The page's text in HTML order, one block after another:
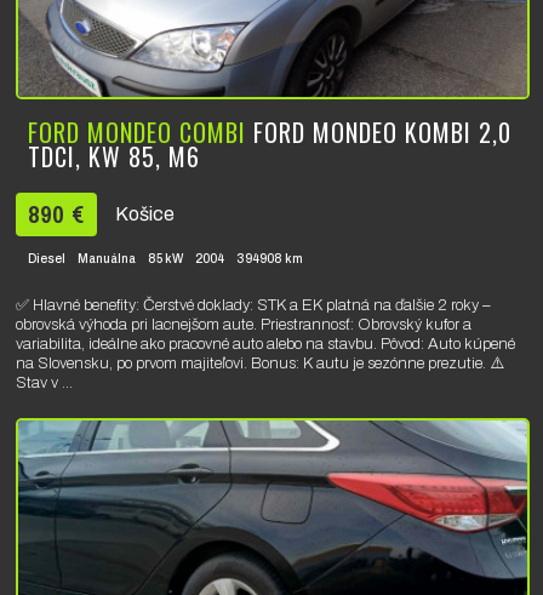
FORD MONDEO COMBI FORD MONDEO KOMBI 2,0
TDCI, KW 85, M6
890 € Košice
Diesel Manuálna 85 kW 2004 394908 km
✅ Hlavné benefity: Čerstvé doklady: STK a EK platná na ďalšie 2 roky –
obrovská výhoda pri lacnejšom aute. Priestrannosť: Obrovský kufor a
variabilita, ideálne ako pracovné auto alebo na stavbu. Pôvod: Auto kúpené
na Slovensku, po prvom majiteľovi. Bonus: K autu je sezónne prezutie. ⚠️
Stav v ...